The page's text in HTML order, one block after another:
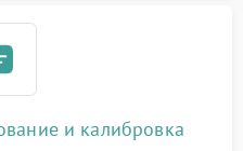
и калибровка